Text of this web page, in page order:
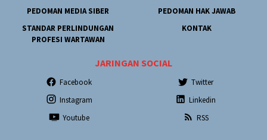
PEDOMAN MEDIA SIBER
PEDOMAN HAK JAWAB
STANDAR PERLINDUNGAN
PROFESI WARTAWAN
KONTAK
JARINGAN SOCIAL
Facebook
Twitter
Instagram
Linkedin
Youtube
RSS